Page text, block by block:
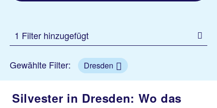
1 Filter hinzugefügt
Gewählte Filter: Dresden
Silvester in Dresden: Wo das